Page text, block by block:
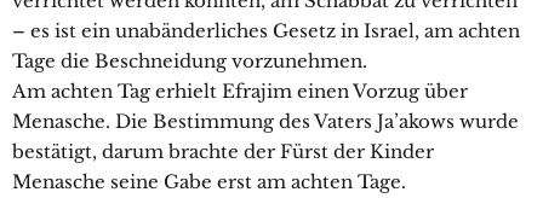
– es ist ein unabänderliches Gesetz in Israel, am achten
Tage die Beschneidung vorzunehmen.
Am achten Tag erhielt Efrajim einen Vorzug über
Menasche. Die Bestimmung des Vaters Ja’akows wurde
bestätigt, darum brachte der Fürst der Kinder
Menasche seine Gabe erst am achten Tage.